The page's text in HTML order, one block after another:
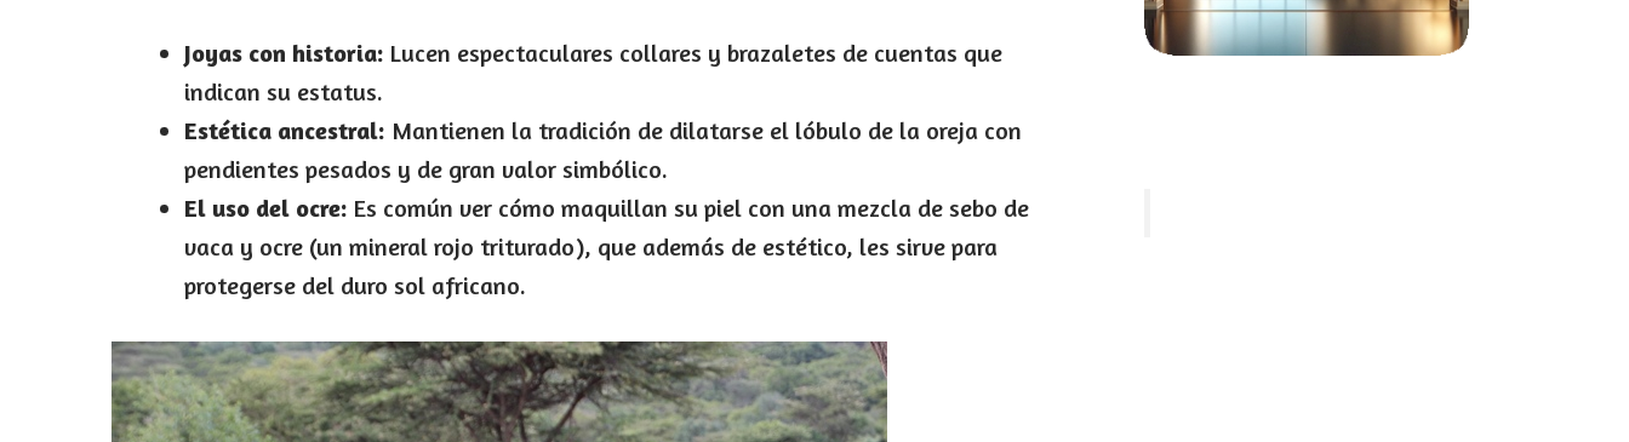
Joyas con historia: Lucen espectaculares collares y brazaletes de cuentas que
indican su estatus.
Estética ancestral: Mantienen la tradición de dilatarse el lóbulo de la oreja con
pendientes pesados y de gran valor simbólico.
El uso del ocre: Es común ver cómo maquillan su piel con una mezcla de sebo de
vaca y ocre (un mineral rojo triturado), que además de estético, les sirve para
protegerse del duro sol africano.